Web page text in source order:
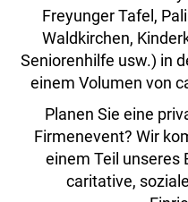
Freyunger Tafel,
Waldkirchen,
Seniorenhilfe usw.) in
einem Volumen von
Planen Sie eine
Firmenevent? Wir
einem Teil unseres
caritative,